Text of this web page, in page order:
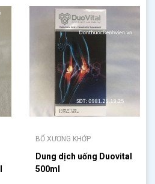
BỔ XƯƠNG KHỚP
Dung dịch uống Duovital
500ml